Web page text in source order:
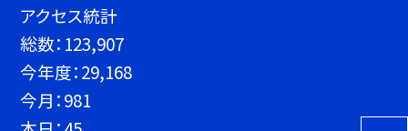
アクセス統計
総数： 123,907
今年度：29,168
今月：981